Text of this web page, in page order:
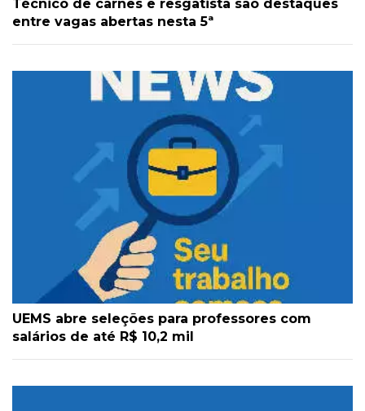
Técnico de carnes e resgatista são destaques
entre vagas abertas nesta 5ª
UEMS abre seleções para professores com
salários de até R$ 10,2 mil